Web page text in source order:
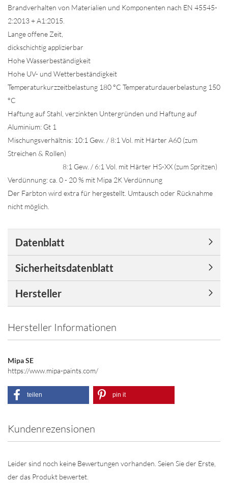
Brandverhalten von Materialien und Komponenten nach EN 45545-
2:2013 + A1:2015.
Lange offene Zeit,
dickschichtig applizierbar
Hohe Wasserbeständigkeit
Hohe UV- und Wetterbeständigkeit
Temperaturkurzzeitbelastung 180 °C Temperaturdauerbelastung 150
°C
Haftung auf Stahl, verzinkten Untergründen und Haftung auf
Aluminium: Gt 1
Mischungsverhältnis: 10:1 Gew. / 8:1 Vol. mit Härter A60 (zum
Streichen & Rollen)
8:1 Gew. / 6:1 Vol. mit Härter HS-XX (zum Spritzen)
Verdünnung: ca. 0 - 20 % mit Mipa 2K Verdünnung
Der Farbton wird extra für hergestellt. Umtausch oder Rücknahme
nicht möglich.
Datenblatt
Sicherheitsdatenblatt
Hersteller
Hersteller Informationen
Mipa SE
https://www.mipa-paints.com/
teilen pin it
Kundenrezensionen
Leider sind noch keine Bewertungen vorhanden. Seien Sie der Erste,
der das Produkt bewertet.